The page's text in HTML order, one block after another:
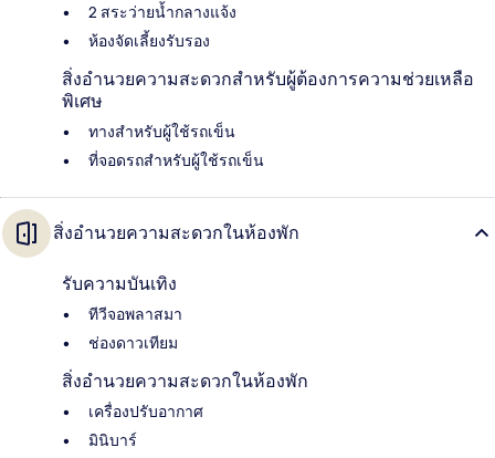
2 สระว่ายน้ำกลางแจ้ง
ห้องจัดเลี้ยงรับรอง
สิ่งอำนวยความสะดวกสำหรับผู้ต้องการความช่วยเหลือ
พิเศษ
ทางสำหรับผู้ใช้รถเข็น
ที่จอดรถสำหรับผู้ใช้รถเข็น
สิ่งอำนวยความสะดวกในห้องพัก
รับความบันเทิง
ทีวีจอพลาสมา
ช่องดาวเทียม
สิ่งอำนวยความสะดวกในห้องพัก
เครื่องปรับอากาศ
มินิบาร์